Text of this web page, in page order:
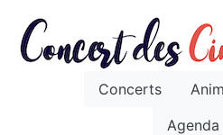
Concerts
Agenda